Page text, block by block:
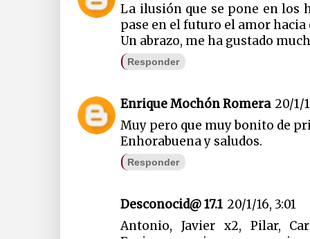
La ilusión que se pone en los
pase en el futuro el amor
Un abrazo, me ha gustado
Responder
Enrique Mochón Romera 20/1/
Muy pero que muy bonito de
Enhorabuena y saludos.
Responder
Desconocid@ 17.1 20/1/16, 3:01
Antonio, Javier x2, Pilar,